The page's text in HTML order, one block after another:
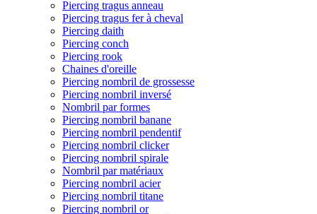
Piercing tragus anneau
Piercing tragus fer à cheval
Piercing daith
Piercing conch
Piercing rook
Chaines d'oreille
Piercing nombril de grossesse
Piercing nombril inversé
Nombril par formes
Piercing nombril banane
Piercing nombril pendentif
Piercing nombril clicker
Piercing nombril spirale
Nombril par matériaux
Piercing nombril acier
Piercing nombril titane
Piercing nombril or